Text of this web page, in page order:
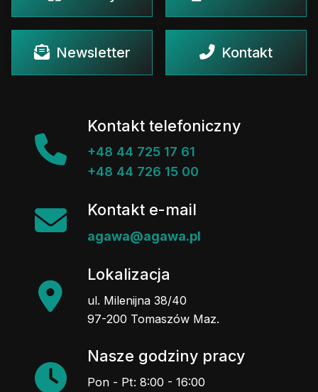
Newsletter Kontakt
Kontakt telefoniczny
+48 44 725 17 61
+48 44 726 15 00
Kontakt e-mail
agawa@agawa.pl
Lokalizacja
ul. Milenijna 38/40
97-200 Tomaszów Maz.
Nasze godziny pracy
Pon - Pt: 8:00 - 16:00